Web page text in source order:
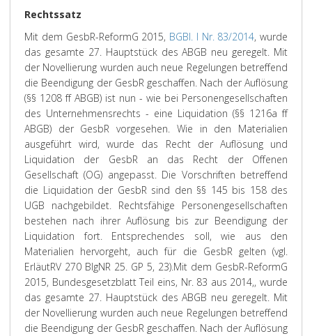
Rechtssatz
Mit dem GesbR-ReformG 2015, BGBl. I Nr. 83/2014, wurde
das gesamte 27. Hauptstück des ABGB neu geregelt. Mit
der Novellierung wurden auch neue Regelungen betreffend
die Beendigung der GesbR geschaffen. Nach der Auflösung
(§§ 1208 ff ABGB) ist nun - wie bei Personengesellschaften
des Unternehmensrechts - eine Liquidation (§§ 1216a ff
ABGB) der GesbR vorgesehen. Wie in den Materialien
ausgeführt wird, wurde das Recht der Auflösung und
Liquidation der GesbR an das Recht der Offenen
Gesellschaft (OG) angepasst. Die Vorschriften betreffend
die Liquidation der GesbR sind den §§ 145 bis 158 des
UGB nachgebildet. Rechtsfähige Personengesellschaften
bestehen nach ihrer Auflösung bis zur Beendigung der
Liquidation fort. Entsprechendes soll, wie aus den
Materialien hervorgeht, auch für die GesbR gelten (vgl.
ErläutRV 270 BlgNR 25. GP 5, 23).Mit dem GesbR-ReformG
2015, Bundesgesetzblatt Teil eins, Nr. 83 aus 2014,, wurde
das gesamte 27. Hauptstück des ABGB neu geregelt. Mit
der Novellierung wurden auch neue Regelungen betreffend
die Beendigung der GesbR geschaffen. Nach der Auflösung